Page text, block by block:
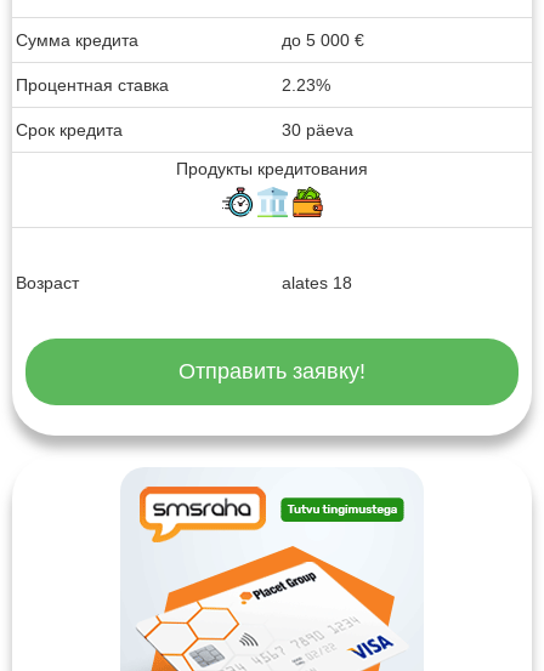
Сумма кредита до 5 000 €
Процентная ставка 2.23%
Срок кредита
30 päeva
Продукты кредитования
Возраст alates 18
Отправить заявку!